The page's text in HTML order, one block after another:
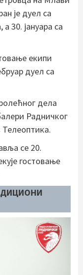
је дуел са
30. јануара са
екипи
дуел са
дела
Радничког
се 20.
гостовање